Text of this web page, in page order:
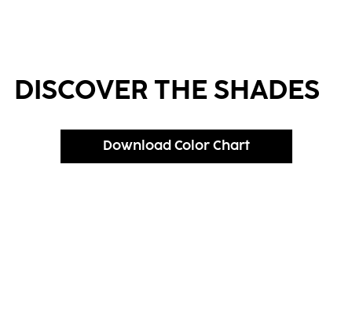
DISCOVER THE SHADES
Download Color Chart